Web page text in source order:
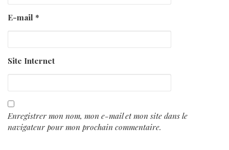
E-mail *
Site Internet
Enregistrer mon nom, mon e-mail et mon site dans le
navigateur pour mon prochain commentaire.